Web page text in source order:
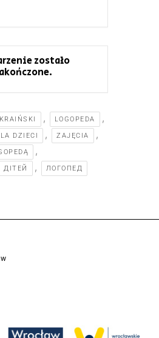
zostało
, LOGOPEDA ,
DZIECI , ZAJĘCIA ,
,
, ЛОГОПЕД